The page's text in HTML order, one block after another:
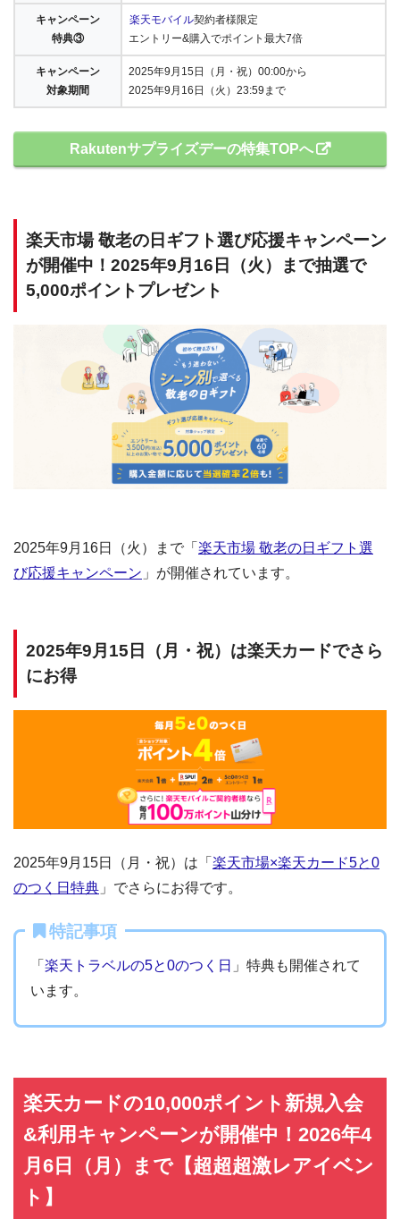
キャンペーン
特典③
楽天モバイル契約者様限定
エントリー&購入でポイント最大7倍
キャンペーン
対象期間
2025年9月15日（月・祝）00:00から
2025年9月16日（火）23:59まで
Rakutenサプライズデーの特集TOPへ
楽天市場 敬老の日ギフト選び応援キャンペーン
が開催中！2025年9月16日（火）まで抽選で
5,000ポイントプレゼント
2025年9月16日（火）まで「 楽天市場 敬老の日ギフト選
び応援キャンペーン 」が開催されています。
2025年9月15日（月・祝）は楽天カードでさら
にお得
2025年9月15日（月・祝）は「 楽天市場×楽天カード5と0
のつく日特典 」でさらにお得です。
特記事項
「 楽天トラベルの5と0のつく日 」特典も開催されて
います。
楽天カードの10,000ポイント新規入会
&利用キャンペーンが開催中！2026年4
月6日（月）まで【超超超激レアイベン
ト】